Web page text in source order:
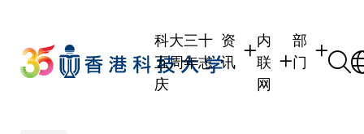
main
content
科大三十
五周年志
庆
资
讯
内
联
网
部
门